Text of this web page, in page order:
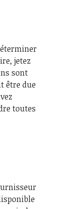
jetez
sont
être due
toutes